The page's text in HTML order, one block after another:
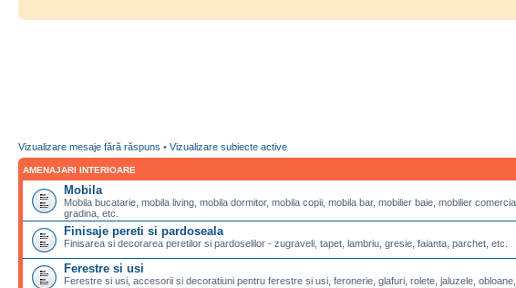
Vizualizare mesaje fără răspuns • Vizualizare subiecte active
AMENAJARI INTERIOARE
Mobila
Mobila bucatarie, mobila living, mobila dormitor, mobila copii, mobila bar, mobilier baie, mobilier
gradina, etc.
Finisaje pereti si pardoseala
Finisarea si decorarea peretilor si pardoselilor - zugraveli, tapet, lambriu, gresie, faianta, parchet, etc.
Ferestre si usi
Ferestre si usi, accesorii si decoratiuni pentru ferestre si usi, feronerie, glafuri, rolete, jaluzele, obloane,